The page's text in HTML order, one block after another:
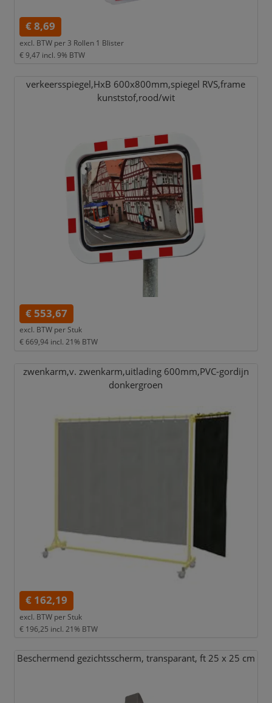
€ 8,69
excl. BTW per 3 Rollen 1 Blister
€ 9,47 incl. 9% BTW
verkeersspiegel,HxB 600x800mm,spiegel RVS,frame
kunststof,rood/wit
€ 553,67
excl. BTW per Stuk
€ 669,94 incl. 21% BTW
zwenkarm,v. zwenkarm,uitlading 600mm,PVC-gordijn
donkergroen
€ 162,19
excl. BTW per Stuk
€ 196,25 incl. 21% BTW
Beschermend gezichtsscherm, transparant, ft 25 x 25 cm